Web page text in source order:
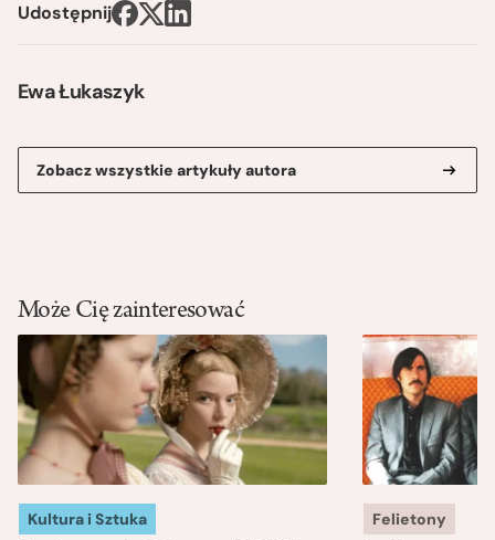
Ewa Łukaszyk
Zobacz wszystkie artykuły autora
Udostępnij
Może Cię zainteresować
Kultura i Sztuka Felietony